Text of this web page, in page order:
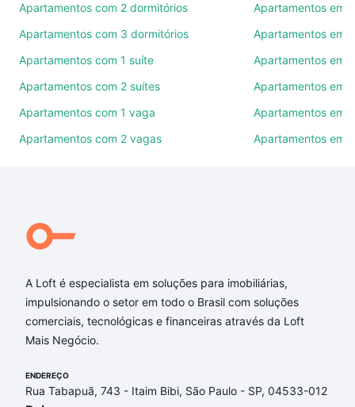
Como escolher um imóvel?
ruas, bairros e até condomínios favoritos. Você
também pode usar os filtros como quantidade de
quartos, suítes, com ou sem vaga de garagem para
comodidades, como piscina, academia, salão de
Qual o preço de Apartamentos com 4 suites à
venda em Vila Fiori, Sorocaba, SP?
Aqui na Loft temos a oferta ideal para você, com
Apartamentos com 4 suites à venda em Vila Fiori,
Sorocaba, SP que custam a partir de R$ 0 e com
nossas opções de financiamento imobiliário as
ainda tem alguma dúvida dos custos envolvidos no
processo de compra, veja em nosso portal quanto
Apartamentos com 2 dormitórios
Apartamentos com 3 dormitórios
Apartamentos com 1 suíte
Apartamentos com 2 suítes
Apartamentos com 1 vaga
Apartamentos com 2 vagas
Apartamentos em
Apartamentos em
Apartamentos em
Apartamentos em
Apartamentos em
Apartamentos em
A Loft é especialista em soluções para imobiliárias,
impulsionando o setor em todo o Brasil com soluções
comerciais, tecnológicas e financeiras através da Loft
Mais Negócio.
ENDEREÇO
Rua Tabapuã, 743 - Itaim Bibi, São Paulo - SP, 04533-012